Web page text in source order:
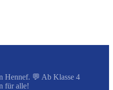
Hennef. 💬 Ab Klasse 4
für alle!